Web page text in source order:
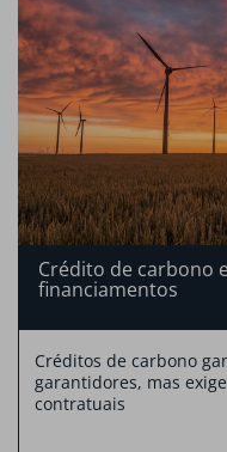
Crédito de carbono
financiamentos
Créditos de carbono
garantidores, mas
contratuais